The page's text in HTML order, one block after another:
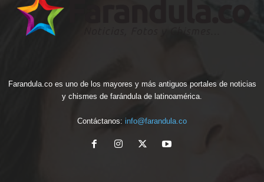
Farandula.co es uno de los mayores y más antiguos portales de noticias
y chismes de farándula de latinoamérica.
Contáctanos: info@farandula.co